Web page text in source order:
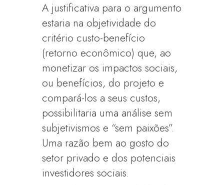
A justificativa para o argumento
estaria na objetividade do
critério custo-benefício
(retorno econômico) que, ao
monetizar os impactos sociais,
ou benefícios, do projeto e
compará-los a seus custos,
possibilitaria uma análise sem
subjetivismos e “sem paixões”.
Uma razão bem ao gosto do
setor privado e dos potenciais
investidores sociais.